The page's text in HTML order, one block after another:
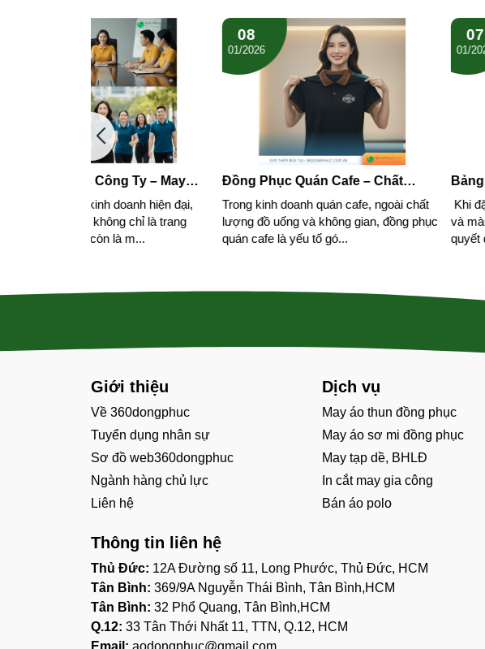
08
01/2026
Đồng Phục Quán Cafe – Chất
lượng , hình ảnh đẹp
Trong kinh doanh quán cafe, ngoài chất
lượng đồ uống và không gian, đồng phục
quán cafe là yếu tố gó...
07
01/2026
Bảng Size Áo Thun Đồng
2026 Chuẩn Thực Tế, Dễ
Sai Số
Khi đặt may đồng phục, ngoài
và màu sắc, chọn đúng size
quyết định áo m...
Giới thiệu
Về 360dongphuc
Tuyển dụng nhân sự
Sơ đồ web360dongphuc
Ngành hàng chủ lực
Liên hệ
Dịch vụ
May áo thun đồng phục
May áo sơ mi đồng phục
May tạp dề, BHLĐ
In cắt may gia công
Bán áo polo
Thông tin liên hệ
Thủ Đức: 12A Đường số 11, Long Phước, Thủ Đức, HCM
Tân Bình: 369/9A Nguyễn Thái Bình, Tân Bình,HCM
Tân Bình: 32 Phổ Quang, Tân Bình,HCM
Q.12: 33 Tân Thới Nhất 11, TTN, Q.12, HCM
Email: aodongphuc@gmail.com